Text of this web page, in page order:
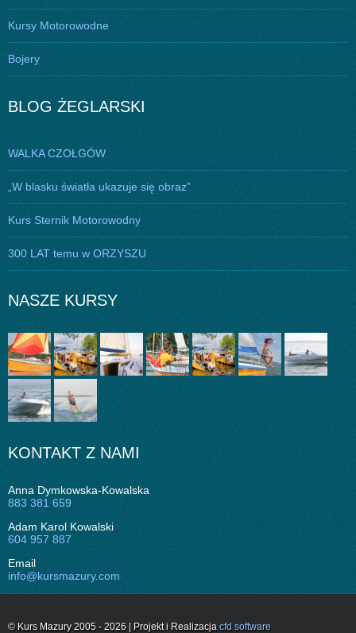
Kursy Motorowodne
Bojery
BLOG ŻEGLARSKI
WALKA CZOŁGÓW
„W blasku światła ukazuje się obraz”
Kurs Sternik Motorowodny
300 LAT temu w ORZYSZU
NASZE KURSY
KONTAKT Z NAMI
Anna Dymkowska-Kowalska
883 381 659
Adam Karol Kowalski
604 957 887
Email
info@kursmazury.com
© Kurs Mazury 2005 - 2026 | Projekt i Realizacja cfd software